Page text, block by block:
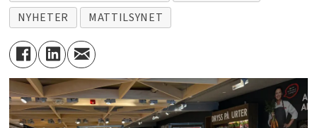
NYHETER
MATTILSYNET